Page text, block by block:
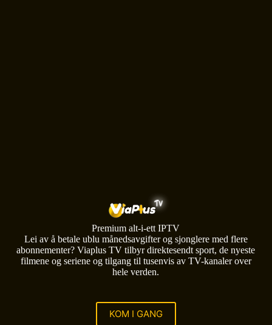
Premium alt-i-ett IPTV
Lei av å betale ublu månedsavgifter og sjonglere med flere
abonnementer? Viaplus TV tilbyr direktesendt sport, de nyeste
filmene og seriene og tilgang til tusenvis av TV-kanaler over
hele verden.
KOM I GANG